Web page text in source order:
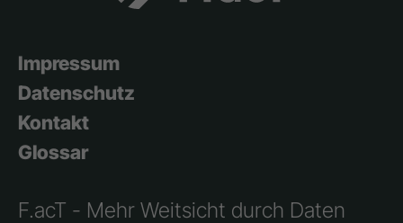
Impressum
Datenschutz
Kontakt
Glossar
F.acT - Mehr Weitsicht durch Daten